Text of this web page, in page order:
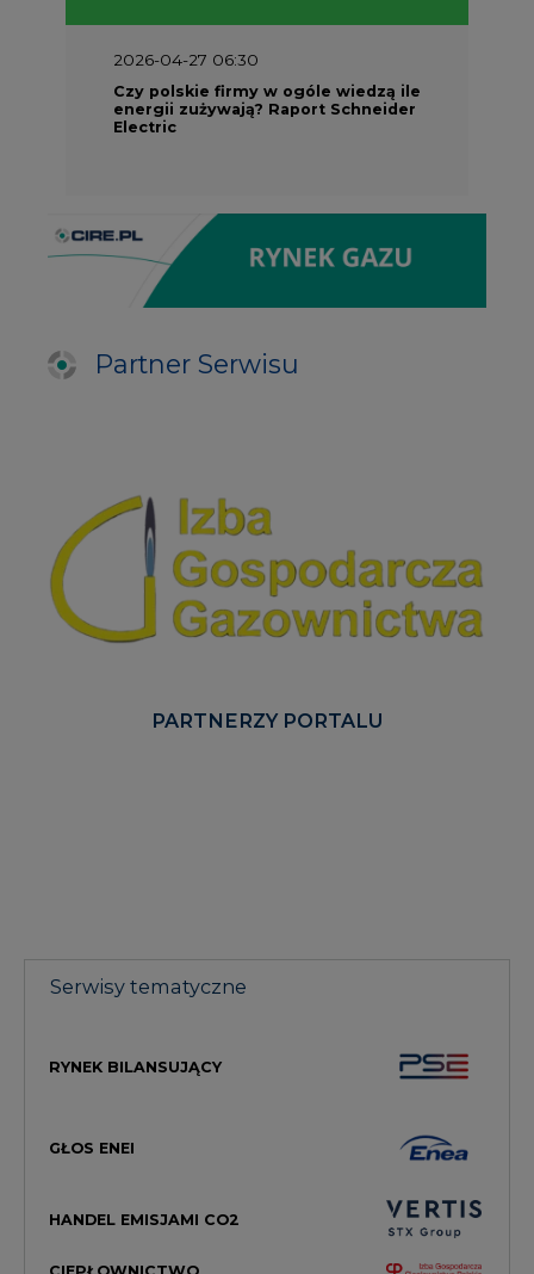
2026-04-27 06:30
Czy polskie firmy w ogóle wiedzą ile
energii zużywają? Raport Schneider
Electric
Partner Serwisu
PARTNERZY PORTALU
Serwisy tematyczne
RYNEK BILANSUJĄCY
GŁOS ENEI
HANDEL EMISJAMI CO2
CIEPŁOWNICTWO